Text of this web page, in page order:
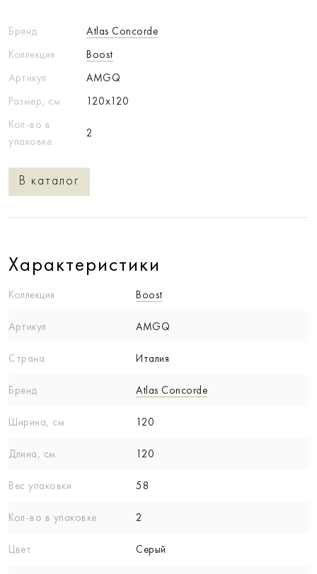
Бренд
Atlas Concorde
Коллекция
Boost
Артикул
AMGQ
Размер, см
120x120
Кол-во в
упаковке
2
В каталог
Характеристики
Коллекция Boost
Артикул AMGQ
Страна Италия
Бренд Atlas Concorde
Ширина, см 120
Длина, см 120
Вес упаковки 58
Кол-вo в упаковке 2
Цвет Серый